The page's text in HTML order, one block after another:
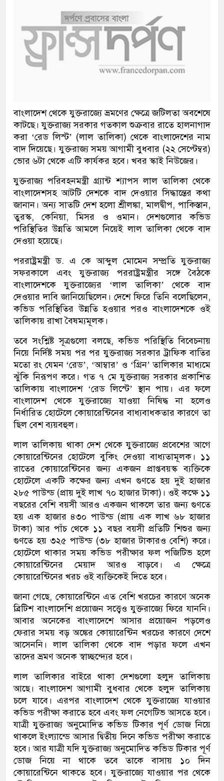
বাংলাদেশ থেকে যুক্তরাজ্যে ভ্রমণের ক্ষেত্রে জটিলতা অবশেষে
কাটছে। যুক্তরাজ্য সরকার গতকাল শুক্রবার রাতে হালনাগাদ
করা ‘রেড লিস্ট’ (লাল তালিকা) থেকে বাংলাদেশের নাম
বাদ দিয়েছে। যুক্তরাজ্য সময় আগামী বুধবার (২২ সেপ্টেম্বর)
ভোর ৬টা থেকে এটি কার্যকর হবে। খবর স্কাই নিউজের।
যুক্তরাজ্য পরিবহনমন্ত্রী গ্র্যান্ট শ্যাপস লাল তালিকা থেকে
বাংলাদেশসহ আটটি দেশকে বাদ দেওয়ার সিদ্ধান্তের কথা
জানান। অন্য সাতটি দেশ হলো শ্রীলঙ্কা, মালদ্বীপ, পাকিস্তান,
তুরস্ক, কেনিয়া, মিসর ও ওমান। দেশগুলোর কভিড
পরিস্থিতির উন্নতি আমলে নিয়েই লাল তালিকা থেকে বাদ
দেওয়া হয়েছে।
পররাষ্ট্রমন্ত্রী ড. এ কে আব্দুল মোমেন সম্প্রতি যুক্তরাজ্য
সফরকালে এবং যুক্তরাজ্য পররাষ্ট্রমন্ত্রীর সঙ্গে বৈঠকে
বাংলাদেশকে যুক্তরাজ্যের ‘লাল তালিকা’ থেকে বাদ
দেওয়ার দাবি জানিয়েছিলেন। দেশে ফিরে তিনি বলেছিলেন,
কভিড পরিস্থিতির উন্নতি হওয়ার পরও বাংলাদেশকে ওই
তালিকায় রাখা বৈষম্যমূলক।
তবে সংশ্লিষ্ট সূত্রগুলো বলছে, কভিড পরিস্থিতি বিবেচনায়
নিয়ে নির্দিষ্ট সময় পর পর যুক্তরাজ্য সরকার ট্রাফিক বাতির
মতো রং যেমন ‘রেড’, ‘আম্বার’ ও ‘গ্রিন’ তালিকার মাধ্যমে
ঝুঁকি নিরূপণ করে। গত ৭ মে যুক্তরাজ্য সরকার প্রকাশিত
তালিকায় বাংলাদেশ ‘রেড লিস্টে’ স্থান পায়। এর ফলে
বাংলাদেশ থেকে যুক্তরাজ্যে যাওয়া নিষিদ্ধ না হলেও
নির্ধারিত হোটেলে কোয়ারেন্টিনের বাধ্যবাধকতার কারণে তা
ছিল বেশ ব্যয়বহুল।
লাল তালিকায় থাকা দেশ থেকে যুক্তরাজ্যে প্রবেশের আগে
কোয়ারেন্টিনের হোটেলে বুকিং দেওয়া বাধ্যতামূলক। ১১
রাতের কোয়ারেন্টিনের জন্য একজন প্রাপ্তবয়স্ক ব্যক্তিকে
হোটেলে একটি কক্ষের জন্য এখন গুণতে হয় দুই হাজার
২৮৫ পাউন্ড (প্রায় দুই লাখ ৭০ হাজার টাকা)। ওই কক্ষে ১১
বছরের বেশি বয়সী আরও একজন থাকলে তার জন্য গুণতে
হয় এক হাজার ৪৩০ পাউন্ড (প্রায় এক লাখ ৬৮ হাজার
টাকা) আর পাঁচ থেকে ১১ বছর বয়সী প্রতিটি শিশুর জন্য
গুণতে হয় ৩২৫ পাউন্ড (৩৮ হাজার টাকারও বেশি) করে।
হোটেলে থাকার সময় কভিড পরীক্ষার ফল পজিটিভ হলে
কোয়ারেন্টিনের মেয়াদ আরও বাড়বে। এ ক্ষেত্রে
কোয়ারেন্টিনের খরচ ওই ব্যক্তিকেই দিতে হবে।
জানা গেছে, কোয়ারেন্টিনে এত বেশি খরচের কারণে অনেক
ব্রিটিশ বাংলাদেশি প্রয়োজন সত্ত্বেও যুক্তরাজ্যে ফিরে যাননি।
আবার অনেকের বাংলাদেশে আসার প্রয়োজন পড়লেও
ফেরার সময় বড় অঙ্কের কোয়ারেন্টিন খরচের কারণে দেশে
আসেননি। লাল তালিকা থেকে বাদ পড়ার ফলে এখন
তাদের ভ্রমণ অনেক স্বাচ্ছন্দ্যের হবে।
লাল তালিকার বাইরে থাকা দেশগুলো হলুদ তালিকায়
আছে। বাংলাদেশ আগামী বুধবার থেকে হলুদ তালিকায়
চলে যাবে। এরপর বাংলাদেশ থেকে যুক্তরাজ্যে যাওয়ার
কভিড পরীক্ষা করাতে হবে এবং ফল নেগেটিভ আসতে হবে।
যাত্রী যুক্তরাজ্য অনুমোদিত কভিড টিকার পূর্ণ ডোজ নিয়ে
থাকলে ইংল্যান্ডে আসার দ্বিতীয় দিনে কভিড পরীক্ষা করাতে
হবে। আর যাত্রী যদি যুক্তরাজ্য অনুমোদিত কভিড টিকার পূর্ণ
ডোজ নিয়ে না থাকে তবে তাকে বাসায় ১০ দিন
কোয়ারেন্টিনে থাকতে হবে। যুক্তরাজ্যে যাওয়ার পর থেকে